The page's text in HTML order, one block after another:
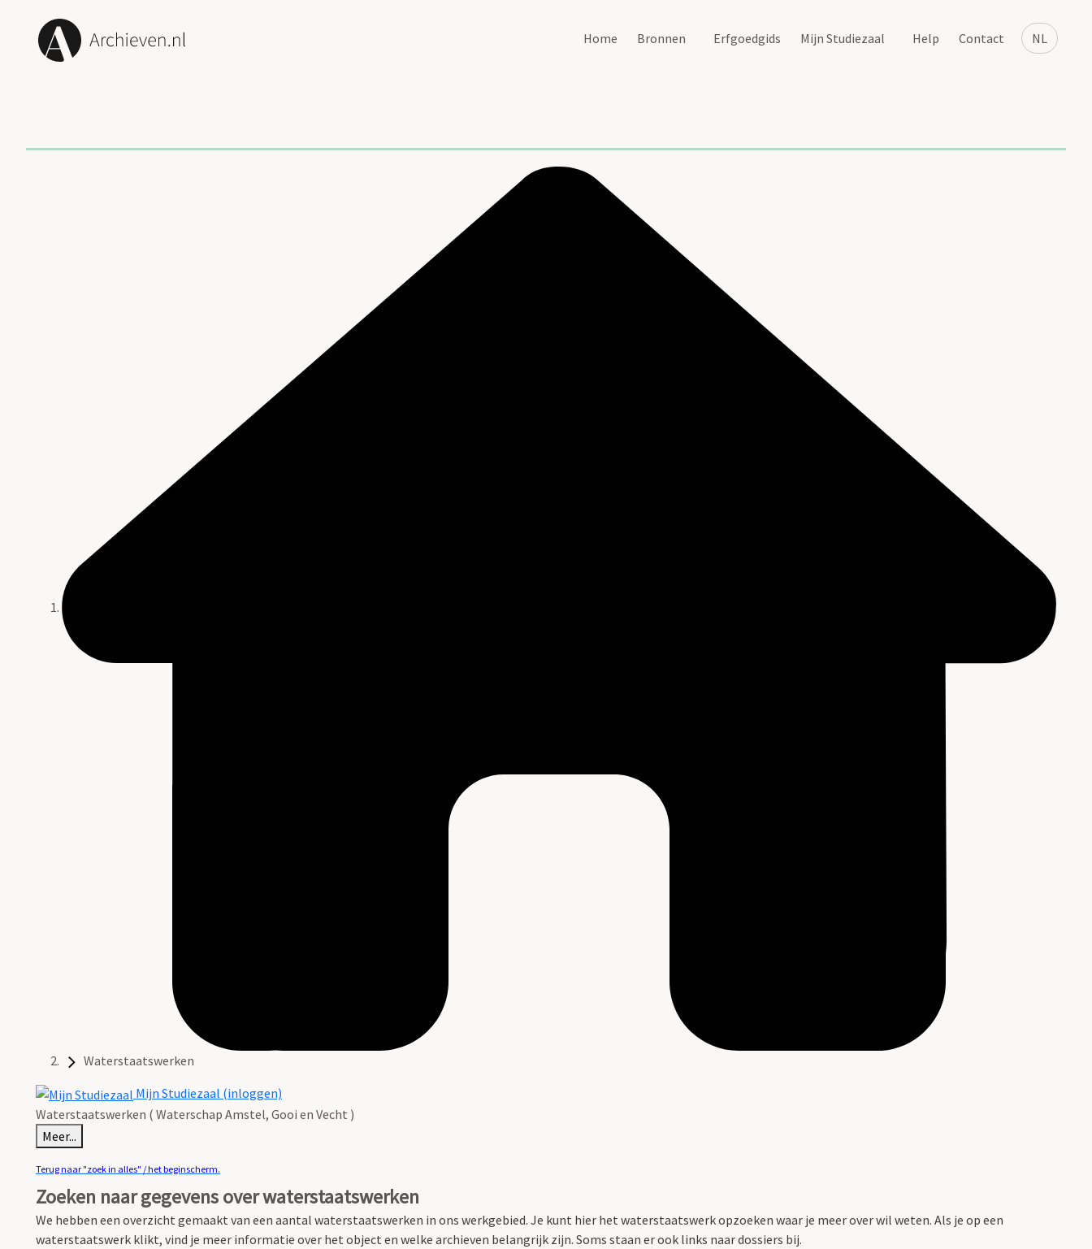
NL
Home Bronnen Erfgoedgids Mijn Studiezaal Help Contact
Waterstaatswerken
Mijn Studiezaal (inloggen)
Waterstaatswerken ( Waterschap Amstel, Gooi en Vecht )
Meer...
Terug naar "zoek in alles" / het beginscherm.
Zoeken naar gegevens over waterstaatswerken
We hebben een overzicht gemaakt van een aantal waterstaatswerken in ons werkgebied. Je kunt hier het waterstaatswerk opzoeken waar je meer over wil weten. Als je op een
waterstaatswerk klikt, vind je meer informatie over het object en welke archieven belangrijk zijn. Soms staan er ook links naar dossiers bij.